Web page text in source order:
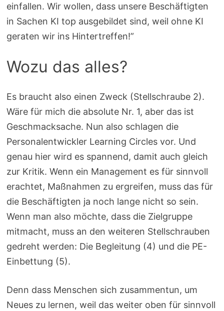
einfallen. Wir wollen, dass unsere Beschäftigten
in Sachen KI top ausgebildet sind, weil ohne KI
geraten wir ins Hintertreffen!”
Wozu das alles?
Es braucht also einen Zweck (Stellschraube 2).
Wäre für mich die absolute Nr. 1, aber das ist
Geschmacksache. Nun also schlagen die
Personalentwickler Learning Circles vor. Und
genau hier wird es spannend, damit auch gleich
zur Kritik. Wenn ein Management es für sinnvoll
erachtet, Maßnahmen zu ergreifen, muss das für
die Beschäftigten ja noch lange nicht so sein.
Wenn man also möchte, dass die Zielgruppe
mitmacht, muss an den weiteren Stellschrauben
gedreht werden: Die Begleitung (4) und die PE-
Einbettung (5).
Denn dass Menschen sich zusammentun, um
Neues zu lernen, weil das weiter oben für sinnvoll